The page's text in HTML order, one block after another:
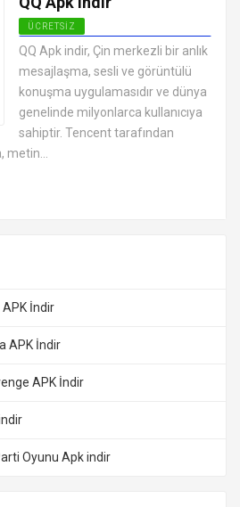
ÜCRETSIZ
SOSYAL MEDYA MESAJLAŞMA
UYGULAMALARI APK
QQ Apk indir, Çin merkezli bir anlık
mesajlaşma, sesli ve görüntülü
konuşma uygulamasıdır ve dünya
genelinde milyonlarca kullanıcıya
sahiptir. Tencent tarafından
metin...
İndir
APK İndir
APK İndir
Oyunu Apk indir